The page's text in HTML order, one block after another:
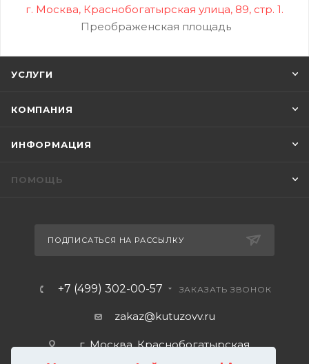
г. Москва, Краснобогатырская улица, 89, стр. 1.
Преображенская площадь
УСЛУГИ
КОМПАНИЯ
ИНФОРМАЦИЯ
ПОМОЩЬ
ПОДПИСАТЬСЯ НА РАССЫЛКУ
+7 (499) 302-00-57 ЗАКАЗАТЬ ЗВОНОК
zakaz@kutuzovv.ru
г. Москва, Краснобогатырская